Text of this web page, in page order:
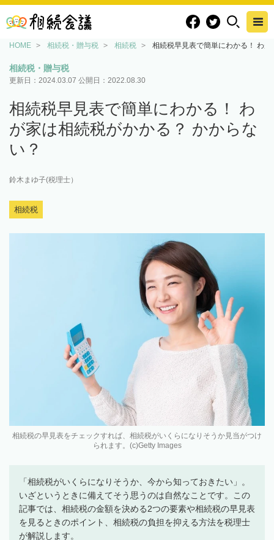
HOME 相続税・贈与税 相続税 相続税早見表で簡単にわかる！ わ
相続税・贈与税
更新日： 2024.03.07 公開日： 2022.08.30
相続税早見表で簡単にわかる！ わ
が家は相続税がかかる？ かからな
い？
鈴木まゆ子(税理士）
相続税
相続税の早見表をチェックすれば、相続税がいくらになりそうか見当がつけ
られます。(c)Getty Images
「相続税がいくらになりそうか、今から知っておきたい」。
いざというときに備えてそう思うのは自然なことです。この
記事では、相続税の金額を決める2つの要素や相続税の早見表
を見るときのポイント、相続税の負担を抑える方法を税理士
が解説します。